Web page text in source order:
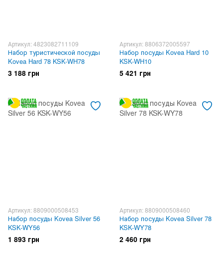
Артикул: 4823082711109
Набор туристической посуды
Kovea Hard 78 KSK-WH78
3 188 грн
Артикул: 8806372005597
Набор посуды Kovea Hard 10
KSK-WH10
5 421 грн
Артикул: 8809000508453
Набор посуды Kovea Silver 56
KSK-WY56
1 893 грн
Артикул: 8809000508460
Набор посуды Kovea Silver 78
KSK-WY78
2 460 грн